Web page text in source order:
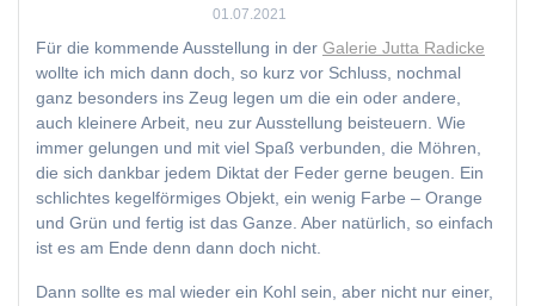
01.07.2021
Für die kommende Ausstellung in der Galerie Jutta Radicke
wollte ich mich dann doch, so kurz vor Schluss, nochmal
ganz besonders ins Zeug legen um die ein oder andere,
auch kleinere Arbeit, neu zur Ausstellung beisteuern. Wie
immer gelungen und mit viel Spaß verbunden, die Möhren,
die sich dankbar jedem Diktat der Feder gerne beugen. Ein
schlichtes kegelförmiges Objekt, ein wenig Farbe – Orange
und Grün und fertig ist das Ganze. Aber natürlich, so einfach
ist es am Ende denn dann doch nicht.
Dann sollte es mal wieder ein Kohl sein, aber nicht nur einer,